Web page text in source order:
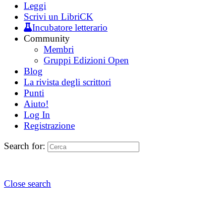
Leggi
Scrivi un LibriCK
Incubatore letterario
Community
Membri
Gruppi Edizioni Open
Blog
La rivista degli scrittori
Punti
Aiuto!
Log In
Registrazione
Search for:
Close search